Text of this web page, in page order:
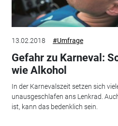
13.02.2018 #Umfrage
Gefahr zu Karneval:
wie Alkohol
In der Karnevalszeit setzen sich
unausgeschlafen ans Lenkrad.
ist, kann das bedenklich sein.